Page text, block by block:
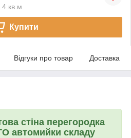
кв.м
Купити
Відгуки про товар Доставка
стіна перегородка
автомийки складу